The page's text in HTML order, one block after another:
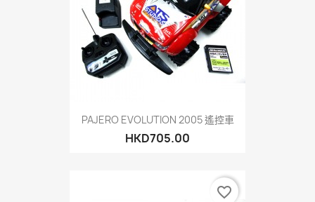
PAJERO EVOLUTION 2005 遙控車
HKD705.00
favorite_border